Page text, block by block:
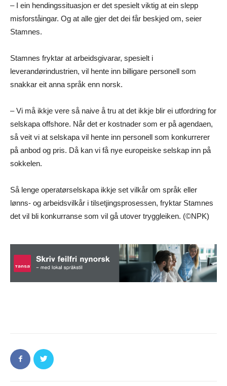
– I ein hendingssituasjon er det spesielt viktig at ein slepp
misforståingar. Og at alle gjer det dei får beskjed om, seier
Stamnes.
Stamnes fryktar at arbeidsgivarar, spesielt i
leverandørindustrien, vil hente inn billigare personell som
snakkar eit anna språk enn norsk.
– Vi må ikkje vere så naive å tru at det ikkje blir ei utfordring for
selskapa offshore. Når det er kostnader som er på agendaen,
så veit vi at selskapa vil hente inn personell som konkurrerer
på anbod og pris. Då kan vi få nye europeiske selskap inn på
sokkelen.
Så lenge operatørselskapa ikkje set vilkår om språk eller
lønns- og arbeidsvilkår i tilsetjingsprosessen, fryktar Stamnes
det vil bli konkurranse som vil gå utover tryggleiken. (©NPK)